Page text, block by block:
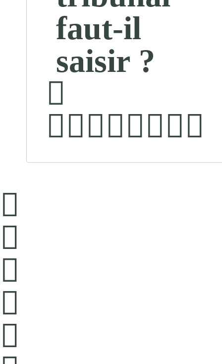
faut-il
saisir ?